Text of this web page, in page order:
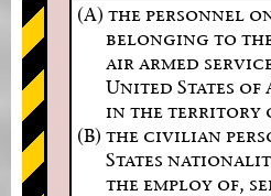
(A) the personnel
belonging to
air armed
United States of
in the territory
(B) the civilian
States
the employ of,